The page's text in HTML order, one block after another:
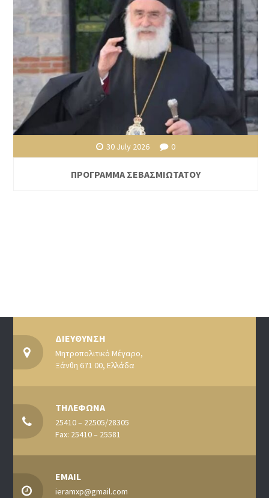
30 July 2026 0
ΠΡΟΓΡΑΜΜΑ ΣΕΒΑΣΜΙΩΤΑΤΟΥ
ΔΙΕΥΘΥΝΣΗ
Μητροπολιτικό Μέγαρο,
Ξάνθη 671 00, Ελλάδα
ΤΗΛΕΦΩΝΑ
25410 – 22505/28305
Fax: 25410 – 25581
EMAIL
ieramxp@gmail.com